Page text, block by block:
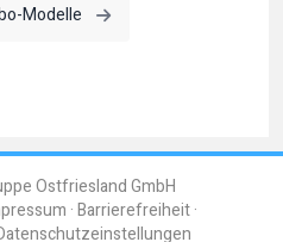
Modelle
Ostfriesland GmbH
Barrierefreiheit